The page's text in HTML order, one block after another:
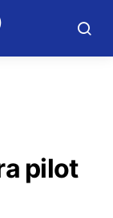
pilot